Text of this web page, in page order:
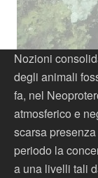
Nozioni
degli animali
fa, nel
atmosferico e
scarsa
periodo la
a una livelli tali